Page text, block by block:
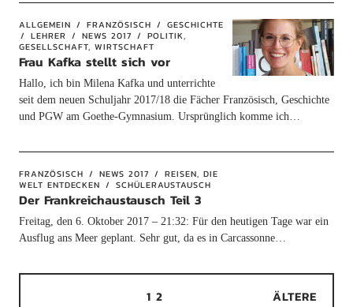
ALLGEMEIN FRANZÖSISCH
GESCHICHTE
LEHRER
NEWS 2017
POLITIK,
GESELLSCHAFT, WIRTSCHAFT
Frau Kafka stellt sich vor
Hallo, ich bin Milena Kafka und unterrichte
seit dem neuen Schuljahr 2017/18 die Fächer Französisch, Geschichte
und PGW am Goethe-Gymnasium. Ursprünglich komme ich…
FRANZÖSISCH NEWS 2017
REISEN, DIE
WELT ENTDECKEN
SCHÜLERAUSTAUSCH
Der Frankreichaustausch Teil 3
Freitag, den 6. Oktober 2017 – 21:32: Für den heutigen Tage war ein
Ausflug ans Meer geplant. Sehr gut, da es in Carcassonne…
1 2 ÄLTERE